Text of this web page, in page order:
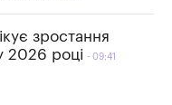
зростання
2026 році
09:41